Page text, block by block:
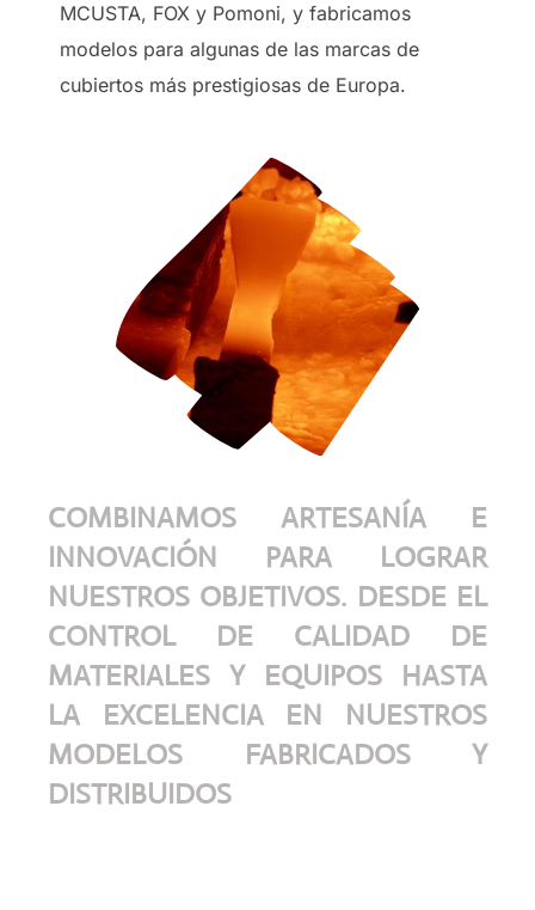
MCUSTA, FOX y Pomoni, y fabricamos
modelos para algunas de las marcas de
cubiertos más prestigiosas de Europa.
COMBINAMOS ARTESANÍA E
INNOVACIÓN PARA LOGRAR
NUESTROS OBJETIVOS. DESDE EL
CONTROL DE CALIDAD DE
MATERIALES Y EQUIPOS HASTA
LA EXCELENCIA EN NUESTROS
MODELOS FABRICADOS Y
DISTRIBUIDOS